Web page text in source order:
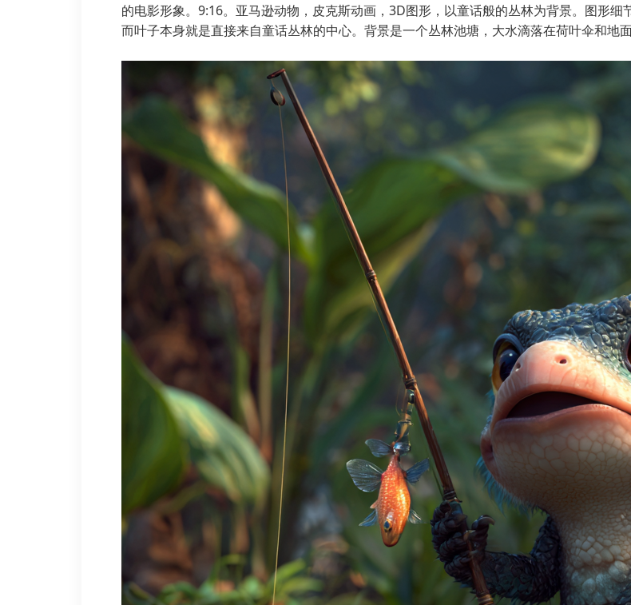
的电影形象。9:16。亚马逊动物，皮克斯动画，3D图形，以童话般的丛林为背景。图形细
而叶子本身就是直接来自童话丛林的中心。背景是一个丛林池塘，大水滴落在荷叶伞和地